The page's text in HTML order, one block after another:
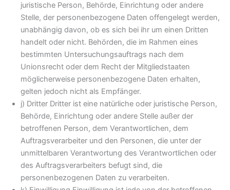
juristische Person, Behörde, Einrichtung oder andere
Stelle, der personenbezogene Daten offengelegt werden,
unabhängig davon, ob es sich bei ihr um einen Dritten
handelt oder nicht. Behörden, die im Rahmen eines
bestimmten Untersuchungsauftrags nach dem
Unionsrecht oder dem Recht der Mitgliedstaaten
möglicherweise personenbezogene Daten erhalten,
gelten jedoch nicht als Empfänger.
j) Dritter Dritter ist eine natürliche oder juristische Person,
Behörde, Einrichtung oder andere Stelle außer der
betroffenen Person, dem Verantwortlichen, dem
Auftragsverarbeiter und den Personen, die unter der
unmittelbaren Verantwortung des Verantwortlichen oder
des Auftragsverarbeiters befugt sind, die
personenbezogenen Daten zu verarbeiten.